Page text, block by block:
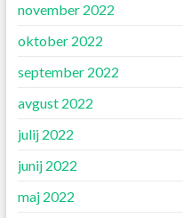
november 2022
oktober 2022
september 2022
avgust 2022
julij 2022
junij 2022
maj 2022